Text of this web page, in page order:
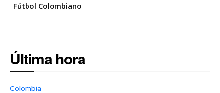
Fútbol Colombiano
Última hora
Colombia